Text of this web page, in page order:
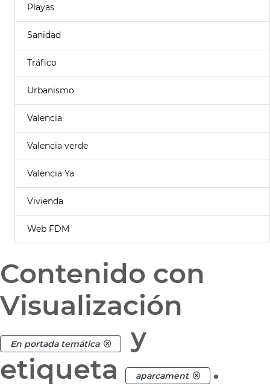
Playas
Sanidad
Tráfico
Urbanismo
Valencia
Valencia verde
Valencia Ya
Vivienda
Web FDM
Contenido con
Visualización
En portada temática
y
etiqueta
aparcament .